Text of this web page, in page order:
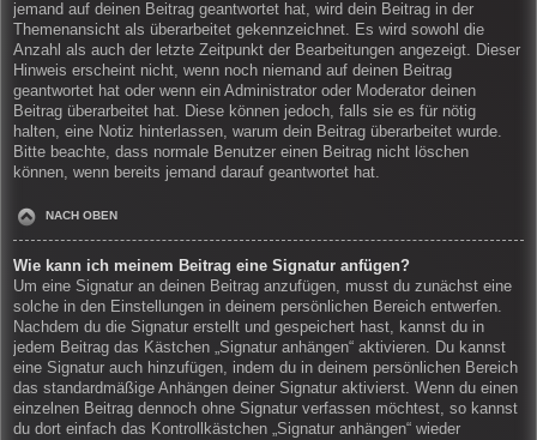
jemand auf deinen Beitrag geantwortet hat, wird dein Beitrag in der
Themenansicht als überarbeitet gekennzeichnet. Es wird sowohl die
Anzahl als auch der letzte Zeitpunkt der Bearbeitungen angezeigt. Dieser
Hinweis erscheint nicht, wenn noch niemand auf deinen Beitrag
geantwortet hat oder wenn ein Administrator oder Moderator deinen
Beitrag überarbeitet hat. Diese können jedoch, falls sie es für nötig
halten, eine Notiz hinterlassen, warum dein Beitrag überarbeitet wurde.
Bitte beachte, dass normale Benutzer einen Beitrag nicht löschen
können, wenn bereits jemand darauf geantwortet hat.
NACH OBEN
Wie kann ich meinem Beitrag eine Signatur anfügen?
Um eine Signatur an deinen Beitrag anzufügen, musst du zunächst eine
solche in den Einstellungen in deinem persönlichen Bereich entwerfen.
Nachdem du die Signatur erstellt und gespeichert hast, kannst du in
jedem Beitrag das Kästchen „Signatur anhängen“ aktivieren. Du kannst
eine Signatur auch hinzufügen, indem du in deinem persönlichen Bereich
das standardmäßige Anhängen deiner Signatur aktivierst. Wenn du einen
einzelnen Beitrag dennoch ohne Signatur verfassen möchtest, so kannst
du dort einfach das Kontrollkästchen „Signatur anhängen“ wieder